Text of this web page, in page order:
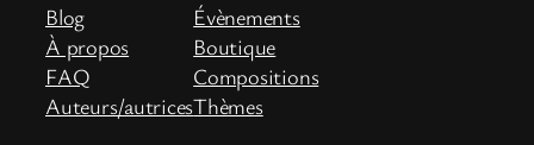
Blog
À propos
FAQ
Auteurs/autrices
Évènements
Boutique
Compositions
Thèmes